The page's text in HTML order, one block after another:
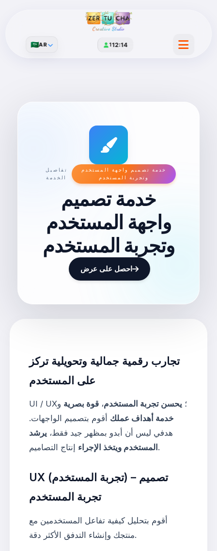
Creative Studio
112:14
🇸🇦AR
تفاصيل
الخدمة
خدمة تصميم واجهة المستخدم
وتجربة المستخدم
خدمة تصميم
واجهة المستخدم
وتجربة المستخدم
احصل على عرض
تجارب رقمية جمالية وتحويلية تركز
على المستخدم
UI / UX؛ يحسن تجربة المستخدم، قوة بصرية و
خدمة أهداف عملك أقوم بتصميم الواجهات.
هدفي ليس أن أبدو بمظهر جيد فقط، يرشد
المستخدم ويتخذ الإجراء إنتاج التصاميم.
UX (تجربة المستخدم) – تصميم
تجربة المستخدم
أقوم بتحليل كيفية تفاعل المستخدمين مع
منتجك وإنشاء التدفق الأكثر دقة.